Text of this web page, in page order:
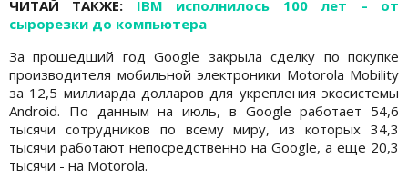
ЧИТАЙ ТАКЖЕ: IBM исполнилось 100 лет – от
сырорезки до компьютера
За прошедший год Google закрыла сделку по покупке
производителя мобильной электроники Motorola Mobility
за 12,5 миллиарда долларов для укрепления экосистемы
Android. По данным на июль, в Google работает 54,6
тысячи сотрудников по всему миру, из которых 34,3
тысячи работают непосредственно на Google, а еще 20,3
тысячи - на Motorola.